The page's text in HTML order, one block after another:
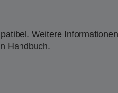
Weitere Informationen
Handbuch.